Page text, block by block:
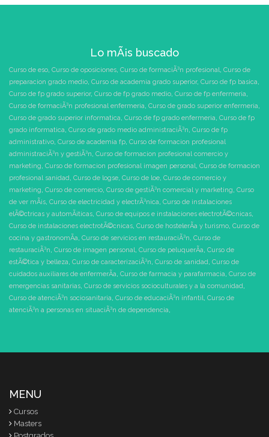
Lo mÃ¡s buscado
Curso de eso, Curso de oposiciones, Curso de formaciÃ³n profesional, Curso de
preparacion grado medio, Curso de academia grado superior, Curso de fp basica,
Curso de fp grado superior, Curso de fp grado medio, Curso de fp enfermeria,
Curso de formaciÃ³n profesional enfermeria, Curso de grado superior enfermeria,
Curso de grado superior informatica, Curso de fp grado enfermeria, Curso de fp
grado informatica, Curso de grado medio administraciÃ³n, Curso de fp
administrativo, Curso de academia fp, Curso de formacion profesional
administraciÃ³n y gestiÃ³n, Curso de formacion profesional comercio y
marketing, Curso de formacion profesional imagen personal, Curso de formacion
profesional sanidad, Curso de logse, Curso de loe, Curso de comercio y
marketing, Curso de comercio, Curso de gestiÃ³n comercial y marketing, Curso
de ver mÃ¡s, Curso de electricidad y electrÃ³nica, Curso de instalaciones
elÃ©ctricas y automÃ¡ticas, Curso de equipos e instalaciones electrotÃ©cnicas,
Curso de instalaciones electrotÃ©cnicas, Curso de hostelerÃ­a y turismo, Curso de
cocina y gastronomÃ­a, Curso de servicios en restauraciÃ³n, Curso de
restauraciÃ³n, Curso de imagen personal, Curso de peluquerÃ­a, Curso de
estÃ©tica y belleza, Curso de caracterizaciÃ³n, Curso de sanidad, Curso de
cuidados auxiliares de enfermerÃ­a, Curso de farmacia y parafarmacia, Curso de
emergencias sanitarias, Curso de servicios socioculturales y a la comunidad,
Curso de atenciÃ³n sociosanitaria, Curso de educaciÃ³n infantil, Curso de
atenciÃ³n a personas en situaciÃ³n de dependencia,
MENU
Cursos
Masters